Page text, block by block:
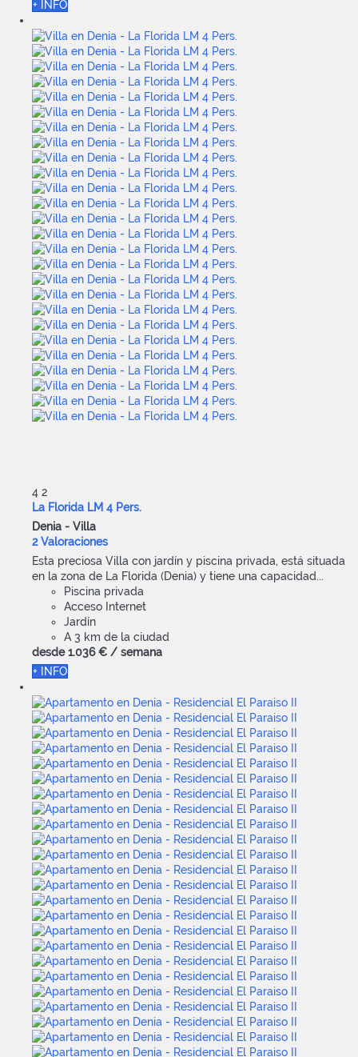
+ INFO
4 2
La Florida LM 4 Pers.
Denia - Villa
2 Valoraciones
Esta preciosa Villa con jardín y piscina privada, está situada
en la zona de La Florida (Denia) y tiene una capacidad...
Piscina privada
Acceso Internet
Jardín
A 3 km de la ciudad
desde 1.036 € / semana
+ INFO